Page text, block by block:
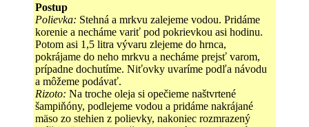
Postup
Polievka: Stehná a mrkvu zalejeme vodou. Pridáme
korenie a necháme variť pod pokrievkou asi hodinu.
Potom asi 1,5 litra vývaru zlejeme do hrnca,
pokrájame do neho mrkvu a necháme prejsť varom,
prípadne dochutíme. Niťovky uvaríme podľa návodu
a môžeme podávať.
Rizoto: Na troche oleja si opečieme naštvrtené
šampiňóny, podlejeme vodou a pridáme nakrájané
mäso zo stehien z polievky, nakoniec rozmrazený